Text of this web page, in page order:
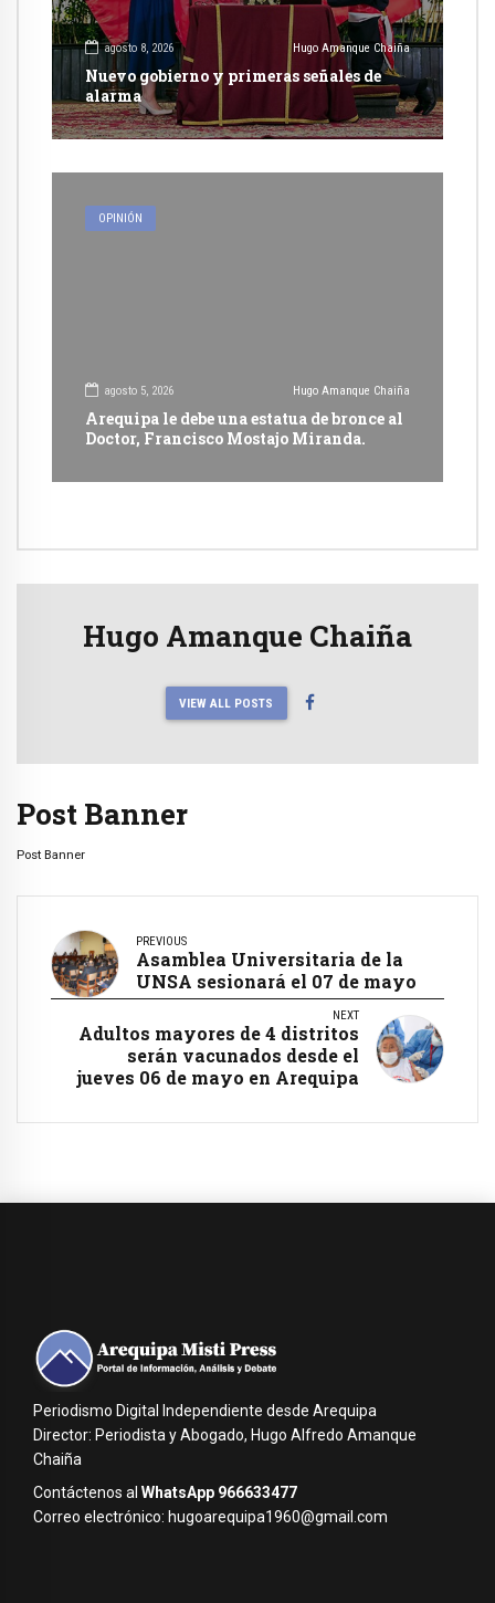
agosto 8, 2026 Hugo Amanque Chaiña
Nuevo gobierno y primeras señales de
alarma
OPINIÓN
agosto 5, 2026 Hugo Amanque Chaiña
Arequipa le debe una estatua de bronce al
Doctor, Francisco Mostajo Miranda.
Hugo Amanque Chaiña
VIEW ALL POSTS
Post Banner
Post Banner
PREVIOUS
Asamblea Universitaria de la
UNSA sesionará el 07 de mayo
NEXT
Adultos mayores de 4 distritos
serán vacunados desde el
jueves 06 de mayo en Arequipa
Periodismo Digital Independiente desde Arequipa
Director: Periodista y Abogado, Hugo Alfredo Amanque
Chaiña
Contáctenos al WhatsApp 966633477
Correo electrónico: hugoarequipa1960@gmail.com